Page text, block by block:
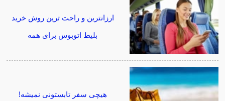
ارزانترین و راحت ترین روش خرید
بلیط اتوبوس برای همه
هیچی سفر تابستونی نمیشه!